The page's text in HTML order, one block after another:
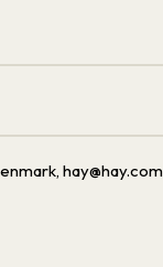
hay@hay.com